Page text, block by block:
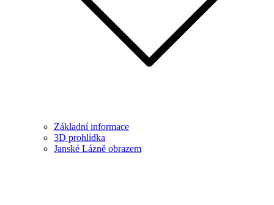
Základní informace
3D prohlídka
Janské Lázně obrazem